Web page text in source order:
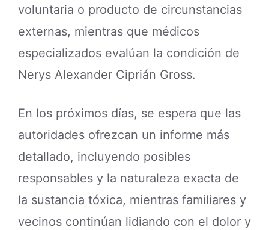
voluntaria o producto de circunstancias
externas, mientras que médicos
especializados evalúan la condición de
Nerys Alexander Ciprián Gross.
En los próximos días, se espera que las
autoridades ofrezcan un informe más
detallado, incluyendo posibles
responsables y la naturaleza exacta de
la sustancia tóxica, mientras familiares y
vecinos continúan lidiando con el dolor y